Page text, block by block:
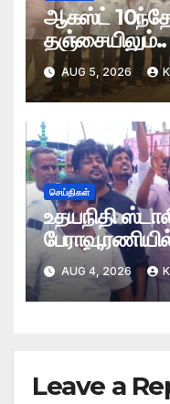
ஆகஸ்ட்
தஞ்சையிலும்..
AUG 5, 2026
செய்திகள்
உதயநிதி
பேராவூரணியில்
AUG 4, 2026
Leave a